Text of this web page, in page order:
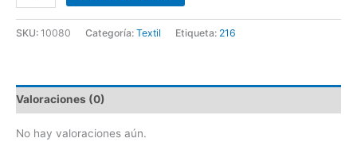
SKU: 10080 Categoría: Textil Etiqueta: 216
Valoraciones (0)
No hay valoraciones aún.